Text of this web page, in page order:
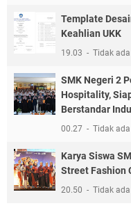
Template
Keahlian UKK
19.03 Tidak
SMK Negeri 2
Hospitality,
Berstandar
00.27 Tidak
Karya Siswa
Street Fashion
20.50 Tidak